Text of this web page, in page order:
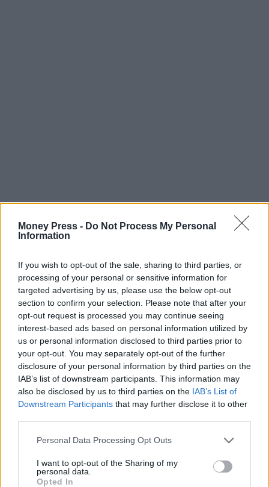
Money Press - Do Not Process My Personal
Information
If you wish to opt-out of the sale, sharing to third parties, or
processing of your personal or sensitive information for
targeted advertising by us, please use the below opt-out
section to confirm your selection. Please note that after your
opt-out request is processed you may continue seeing
interest-based ads based on personal information utilized by
us or personal information disclosed to third parties prior to
your opt-out. You may separately opt-out of the further
disclosure of your personal information by third parties on the
IAB’s list of downstream participants. This information may
also be disclosed by us to third parties on the IAB’s List of
Downstream Participants that may further disclose it to other
Personal Data Processing Opt Outs
I want to opt-out of the Sharing of my
personal data.
Opted In